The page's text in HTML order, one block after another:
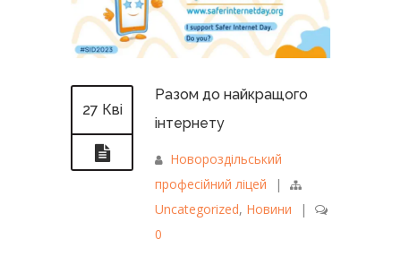
27 Кві
Разом до найкращого
інтернету
Новороздільський
професійний ліцей
|
Uncategorized, Новини
|
0